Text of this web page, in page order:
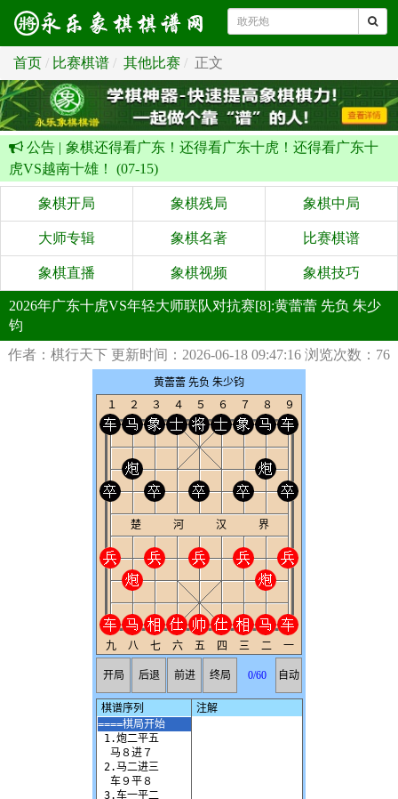
首页 比赛棋谱 其他比赛 正文
公告 | 象棋还得看广东！还得看广东十虎！还得看广东十
虎VS越南十雄！ (07-15)
象棋开局 象棋残局 象棋中局
大师专辑 象棋名著 比赛棋谱
象棋直播 象棋视频 象棋技巧
2026年广东十虎VS年轻大师联队对抗赛[8]:黄蕾蕾 先负 朱少
钧
作者：棋行天下 更新时间：2026-06-18 09:47:16 浏览次数：76